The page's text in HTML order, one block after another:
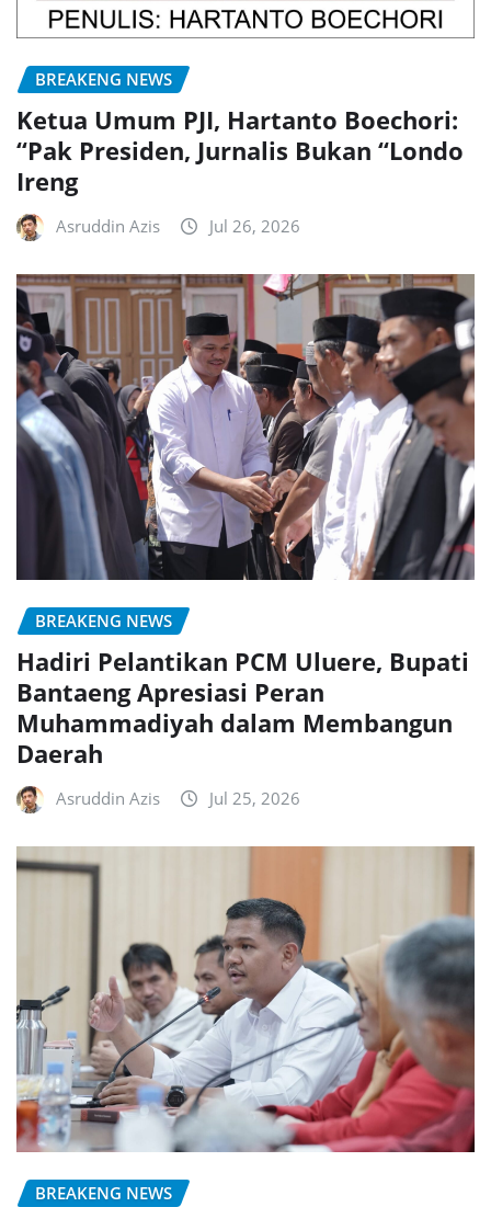
BREAKENG NEWS
Ketua Umum PJI, Hartanto Boechori:
“Pak Presiden, Jurnalis Bukan “Londo
Ireng
Asruddin Azis Jul 26, 2026
BREAKENG NEWS
Hadiri Pelantikan PCM Uluere, Bupati
Bantaeng Apresiasi Peran
Muhammadiyah dalam Membangun
Daerah
Asruddin Azis Jul 25, 2026
BREAKENG NEWS